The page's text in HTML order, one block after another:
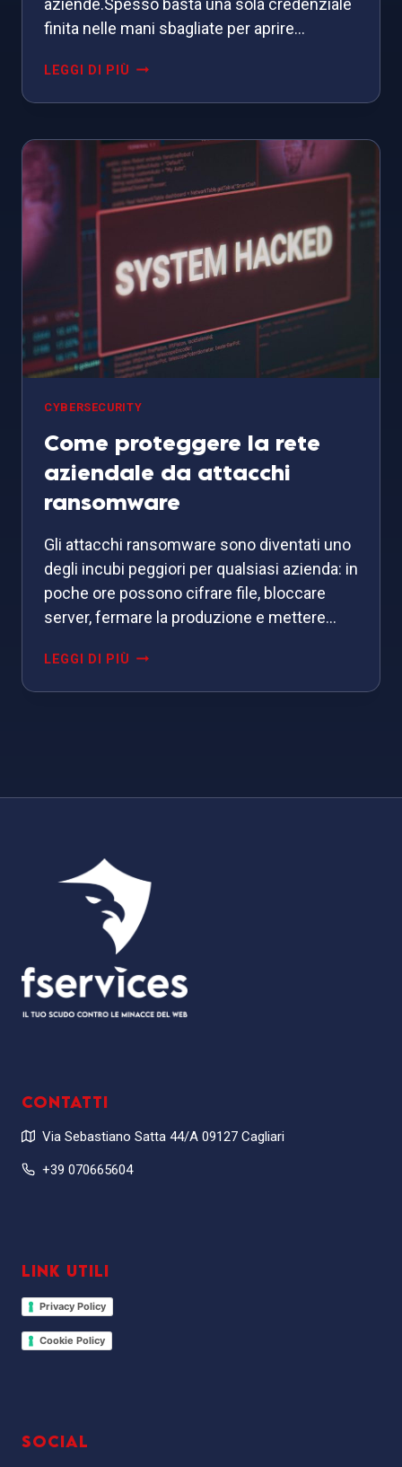
aziende.Spesso basta una sola credenziale
finita nelle mani sbagliate per aprire…
LEGGI DI PIÙ 5
COMUNI
GESTIONE
DELLE
PASSWORD
(E
COME
IN
AZIENDA)
CYBERSECURITY
Come proteggere la rete
aziendale da attacchi
ransomware
Gli attacchi ransomware sono diventati uno
degli incubi peggiori per qualsiasi azienda: in
poche ore possono cifrare file, bloccare
server, fermare la produzione e mettere…
LEGGI DI PIÙ COME
LA
CONTATTI
Via Sebastiano Satta 44/A 09127 Cagliari
+39 070665604
LINK UTILI
Privacy Policy
Cookie Policy
SOCIAL